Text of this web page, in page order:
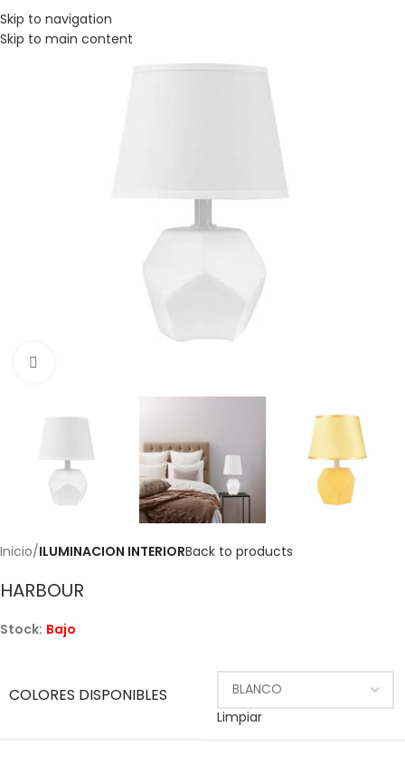
Skip to navigation
Skip to main content
Inicio ILUMINACION INTERIORBack to products
HARBOUR
Stock: Bajo
COLORES DISPONIBLES
Limpiar